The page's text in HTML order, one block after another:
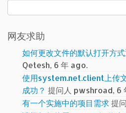
索：
网友求助
如何更改文件的默认打开方
Qetesh, 6 年 ago.
使用system.net.client上传
成功？ 提问人 pwshroad, 6
有一个实施中的项目需求提